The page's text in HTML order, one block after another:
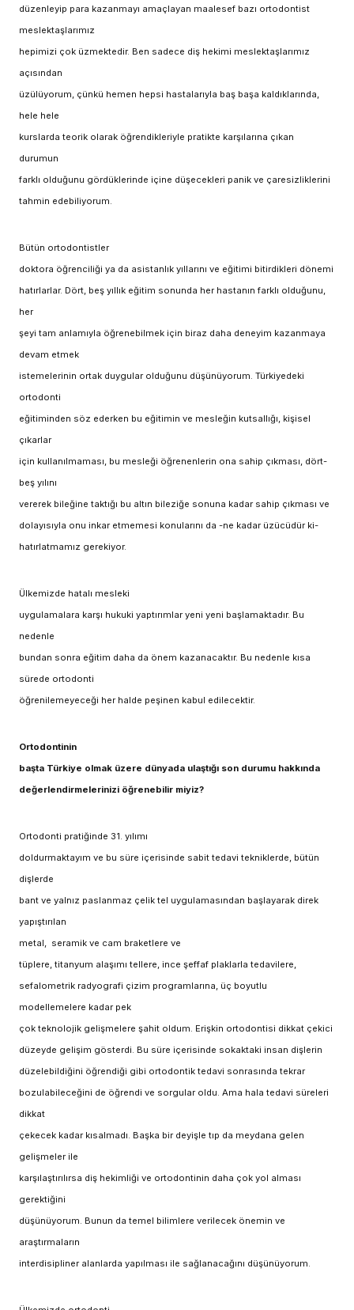
düzenleyip para kazanmayı amaçlayan maalesef bazı ortodontist
meslektaşlarımız
hepimizi çok üzmektedir. Ben sadece diş hekimi meslektaşlarımız
açısından
üzülüyorum, çünkü hemen hepsi hastalarıyla baş başa kaldıklarında,
hele hele
kurslarda teorik olarak öğrendikleriyle pratikte karşılarına çıkan
durumun
farklı olduğunu gördüklerinde içine düşecekleri panik ve çaresizliklerini
tahmin edebiliyorum.
Bütün ortodontistler
doktora öğrenciliği ya da asistanlık yıllarını ve eğitimi bitirdikleri dönemi
hatırlarlar. Dört, beş yıllık eğitim sonunda her hastanın farklı olduğunu,
her
şeyi tam anlamıyla öğrenebilmek için biraz daha deneyim kazanmaya
devam etmek
istemelerinin ortak duygular olduğunu düşünüyorum. Türkiyedeki
ortodonti
eğitiminden söz ederken bu eğitimin ve mesleğin kutsallığı, kişisel
çıkarlar
için kullanılmaması, bu mesleği öğrenenlerin ona sahip çıkması, dört-
beş yılını
vererek bileğine taktığı bu altın bileziğe sonuna kadar sahip çıkması ve
dolayısıyla onu inkar etmemesi konularını da -ne kadar üzücüdür ki-
hatırlatmamız gerekiyor.
Ülkemizde hatalı mesleki
uygulamalara karşı hukuki yaptırımlar yeni yeni başlamaktadır. Bu
nedenle
bundan sonra eğitim daha da önem kazanacaktır. Bu nedenle kısa
sürede ortodonti
öğrenilemeyeceği her halde peşinen kabul edilecektir.
Ortodontinin
başta Türkiye olmak üzere dünyada ulaştığı son durumu hakkında
değerlendirmelerinizi öğrenebilir miyiz?
Ortodonti pratiğinde 31. yılımı
doldurmaktayım ve bu süre içerisinde sabit tedavi tekniklerde, bütün
dişlerde
bant ve yalnız paslanmaz çelik tel uygulamasından başlayarak direk
yapıştırılan
metal, seramik ve cam braketlere ve
tüplere, titanyum alaşımı tellere, ince şeffaf plaklarla tedavilere,
sefalometrik radyografi çizim programlarına, üç boyutlu
modellemelere kadar pek
çok teknolojik gelişmelere şahit oldum. Erişkin ortodontisi dikkat çekici
düzeyde gelişim gösterdi. Bu süre içerisinde sokaktaki insan dişlerin
düzelebildiğini öğrendiği gibi ortodontik tedavi sonrasında tekrar
bozulabileceğini de öğrendi ve sorgular oldu. Ama hala tedavi süreleri
dikkat
çekecek kadar kısalmadı. Başka bir deyişle tıp da meydana gelen
gelişmeler ile
karşılaştırılırsa diş hekimliği ve ortodontinin daha çok yol alması
gerektiğini
düşünüyorum. Bunun da temel bilimlere verilecek önemin ve
araştırmaların
interdisipliner alanlarda yapılması ile sağlanacağını düşünüyorum.